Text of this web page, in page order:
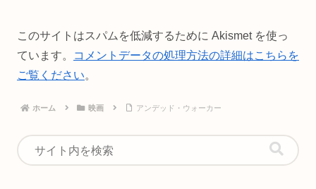
このサイトはスパムを低減するために Akismet を使っ
ています。
コメントデータの処理方法の詳細はこちらを
ご覧ください。
ホーム 映画 アンデッド・ウォーカー